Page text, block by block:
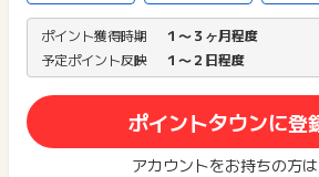
ポイント獲得時期
１〜３ヶ月程度
予定ポイント反映
１〜２日程度
ポイントタウンに登
アカウントをお持ちの方は